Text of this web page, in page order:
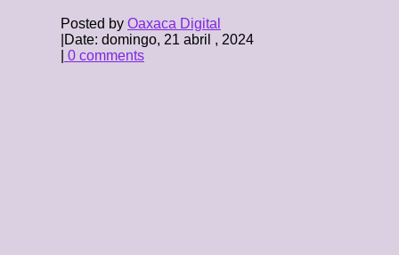
Posted by Oaxaca Digital
Date: domingo, 21 abril , 2024
0 comments